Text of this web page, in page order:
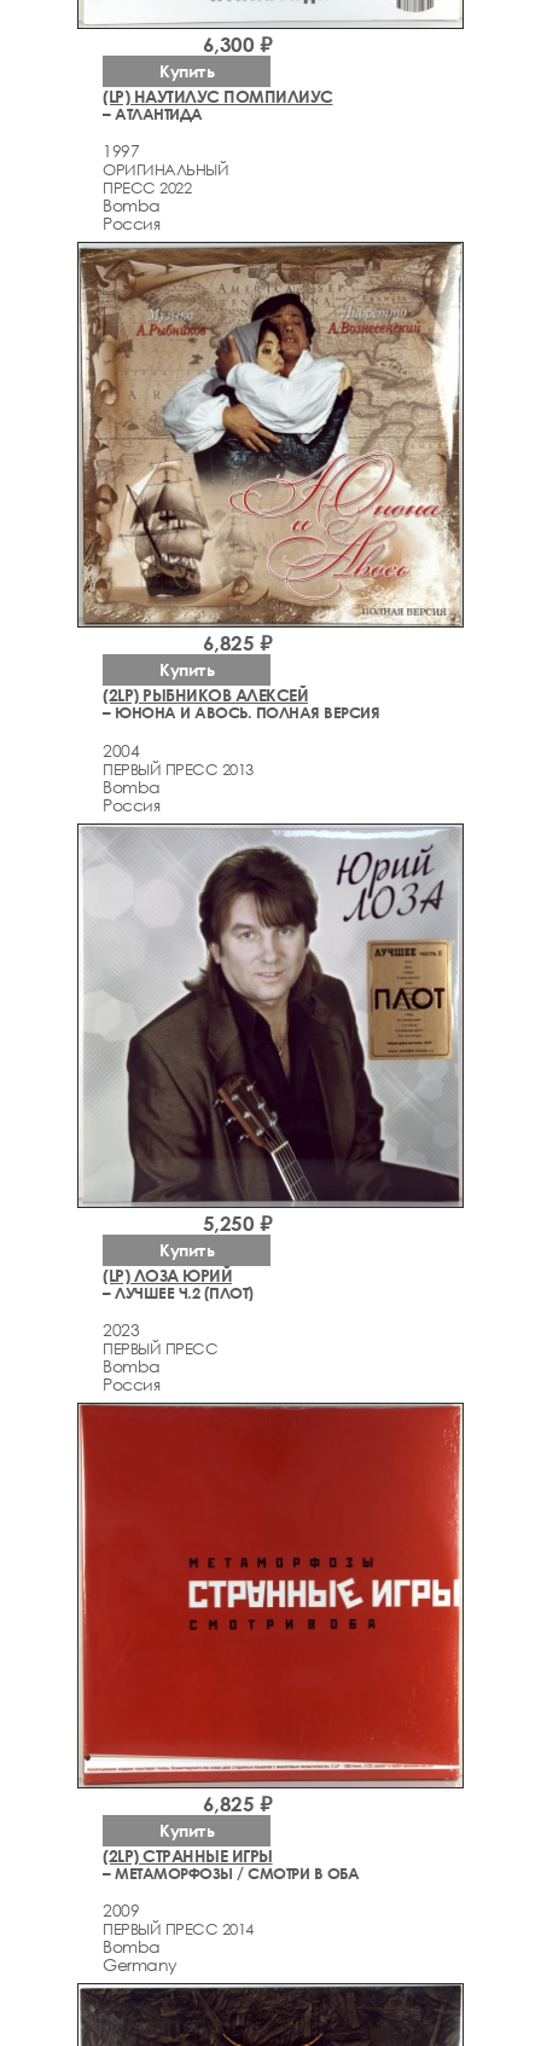
(LP) НАУТИЛУС ПОМПИЛИУС
– АТЛАНТИДА
1997
ОРИГИНАЛЬНЫЙ
ПРЕСС 2022
Bomba
Россия
6,300 ₽
Купить
(2LP) РЫБНИКОВ ‎АЛЕКСЕЙ
– ЮНОНА И АВОСЬ. ПОЛНАЯ ВЕРСИЯ
2004
ПЕРВЫЙ ПРЕСС 2013
Bomba
Россия
6,825 ₽
Купить
(LP) ЛОЗА ЮРИЙ
– ЛУЧШЕЕ Ч.2 (ПЛОТ)
2023
ПЕРВЫЙ ПРЕСС
Bomba
Россия
5,250 ₽
Купить
(2LP) СТРАННЫЕ ИГРЫ
– МЕТАМОРФОЗЫ / СМОТРИ В ОБА
2009
ПЕРВЫЙ ПРЕСС 2014
Bomba
Germany
6,825 ₽
Купить